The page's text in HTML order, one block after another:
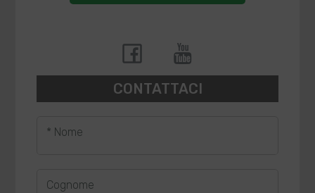
CONTATTACI
* Nome
Cognome